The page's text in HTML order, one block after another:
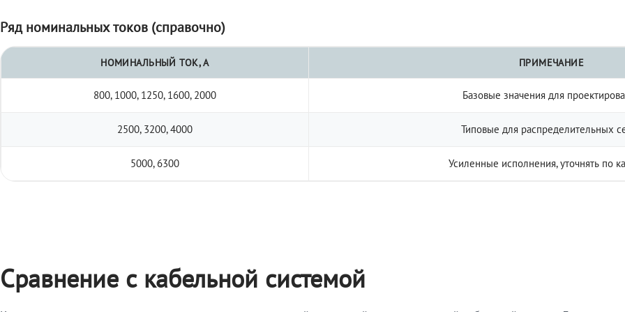
Ряд номинальных токов (справочно)
НОМИНАЛЬНЫЙ ТОК, А ПРИМЕЧАНИЕ
800, 1000, 1250, 1600, 2000 Базовые значения для
2500, 3200, 4000 Типовые для распределительных
5000, 6300 Усиленные исполнения, уточнять по
Сравнение с кабельной системой